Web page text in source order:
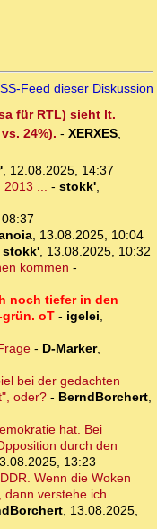
Feed dieser Diskussion
für RTL) sieht lt.
24%). - XERXES,
, 12.08.2025, 14:37
2013 ... - stokk',
, 13.08.2025, 10:04
stokk', 13.08.2025, 10:32
kommen -
noch tiefer in den
oT - igelei,
- D-Marker,
bei der gedachten
oder? - BerndBorchert,
hat. Bei
durch den
13:23
Wenn die Woken
dann verstehe ich
, 13.08.2025,